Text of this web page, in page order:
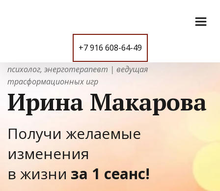
+7 916 608-64-49
психолог, энерготерапевт | ведущая
трасформационных игр
Ирина Макарова
Получи желаемые
изменения
в жизни за 1 сеанс!